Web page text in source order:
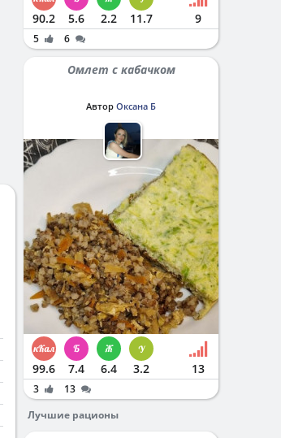
90.2 5.6 2.2 11.7 9
5 6
Омлет с кабачком
Автор Оксана Б
99.6 7.4 6.4 3.2 13
3
13
Лучшие рационы